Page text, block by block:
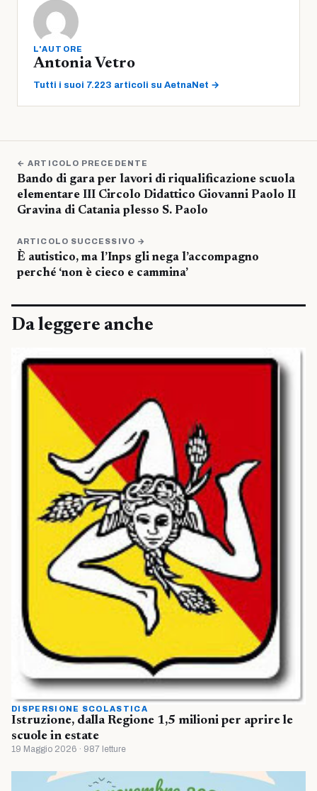
L'AUTORE
Antonia Vetro
Tutti i suoi 7.223 articoli su AetnaNet →
← ARTICOLO PRECEDENTE
Bando di gara per lavori di riqualificazione scuola
elementare III Circolo Didattico Giovanni Paolo II
Gravina di Catania plesso S. Paolo
ARTICOLO SUCCESSIVO →
È autistico, ma l’Inps gli nega l’accompagno
perché ‘non è cieco e cammina’
Da leggere anche
DISPERSIONE SCOLASTICA
Istruzione, dalla Regione 1,5 milioni per aprire le
scuole in estate
19 Maggio 2026 · 987 letture